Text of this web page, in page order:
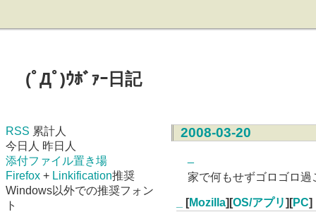
(ﾟДﾟ)ｳﾎﾞｧｰ日記
RSS 累計人
今日人 昨日人
添付ファイル置き場
Firefox + Linkification推奨
Windows以外での推奨フォン
ト
2008-03-20
家で何もせずゴロゴロ
[Mozilla][OS/アプリ][PC]